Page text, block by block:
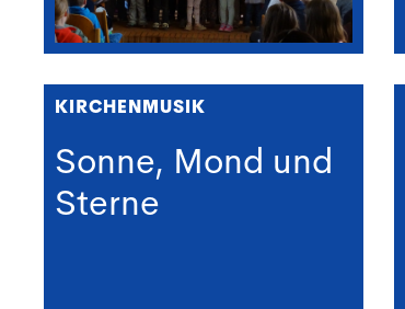
KIRCHENMUSIK
Sonne, Mond und
Sterne